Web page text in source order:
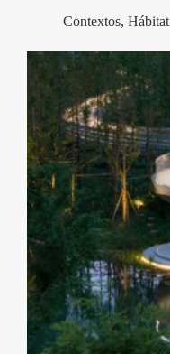
Contextos, Hábitat